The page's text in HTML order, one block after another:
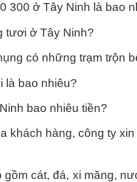
300 ở Tây Ninh là bao
tươi ở Tây Ninh?
có những trạm trộn
là bao nhiêu?
bao nhiêu tiền?
khách hàng, công ty
gồm cát, đá, xi măng,